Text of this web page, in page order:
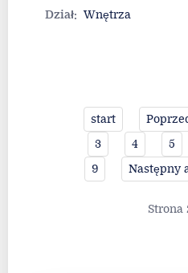
Dział: Wnętrza
start
3
4 5
9
Następny
Strona